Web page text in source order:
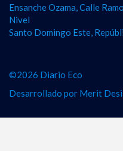
Ensanche Ozama, Calle
Nivel
Santo Domingo Este,
©2026 Diario Eco
Desarrollado por Merit